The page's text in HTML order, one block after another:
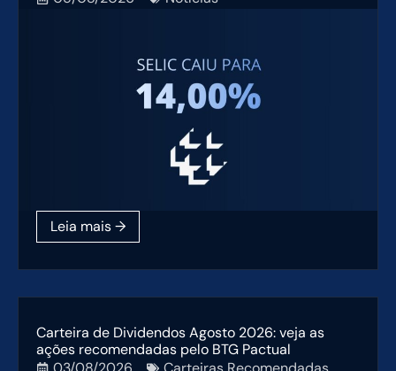
Carteira de Dividendos Agosto 2026: veja as
ações recomendadas pelo BTG Pactual